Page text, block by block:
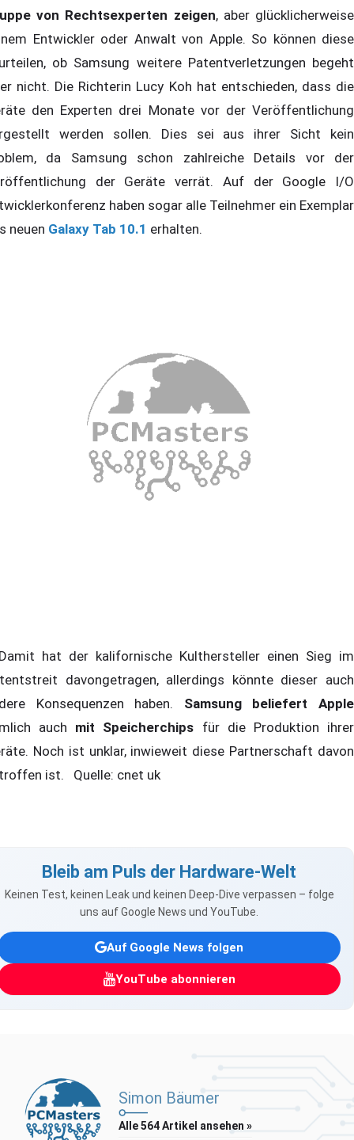
von Rechtsexperten zeigen, aber glücklicherweise
Entwickler oder Anwalt von Apple. So können diese
ob Samsung weitere Patentverletzungen begeht
nicht. Die Richterin Lucy Koh hat entschieden, dass die
den Experten drei Monate vor der Veröffentlichung
werden sollen. Dies sei aus ihrer Sicht kein
da Samsung schon zahlreiche Details vor der
der Geräte verrät. Auf der Google I/O
haben sogar alle Teilnehmer ein Exemplar
neuen Galaxy Tab 10.1 erhalten.
hat der kalifornische Kulthersteller einen Sieg im
davongetragen, allerdings könnte dieser auch
Konsequenzen haben. Samsung beliefert Apple
auch mit Speicherchips für die Produktion ihrer
Noch ist unklar, inwieweit diese Partnerschaft davon
ist. Quelle: cnet uk
Bleib am Puls der Hardware-Welt
Keinen Test, keinen Leak und keinen Deep-Dive verpassen – folge
uns auf Google News und YouTube.
Auf Google News folgen
YouTube abonnieren
Simon Bäumer
Alle 564 Artikel ansehen »